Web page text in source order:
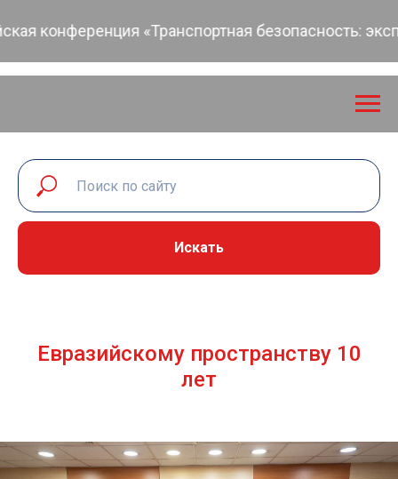
«Транспортная безопасность:
Искать
Евразийскому пространству 10
лет